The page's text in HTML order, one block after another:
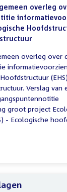
overleg
overleg over
Verslag van
groot project
- Ecologische